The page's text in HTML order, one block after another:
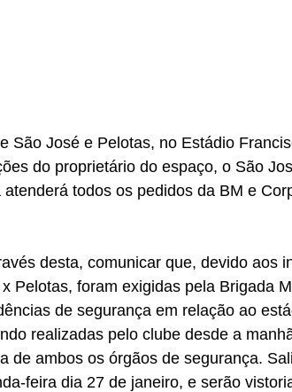
São José e Pelotas, no Estádio
do proprietário do espaço, o São
todos os pedidos da BM e
desta, comunicar que, devido aos
Pelotas, foram exigidas pela Brigada
de segurança em relação ao
realizadas pelo clube desde a
de ambos os órgãos de segurança.
feira dia 27 de janeiro, e serão